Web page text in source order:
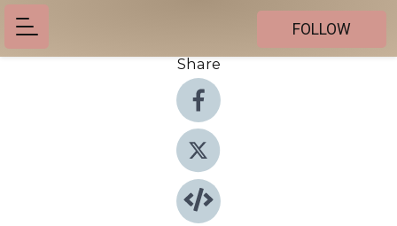
FOLLOW
Share